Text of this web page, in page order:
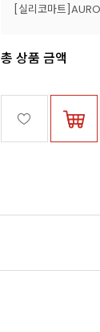
총 상품 금액